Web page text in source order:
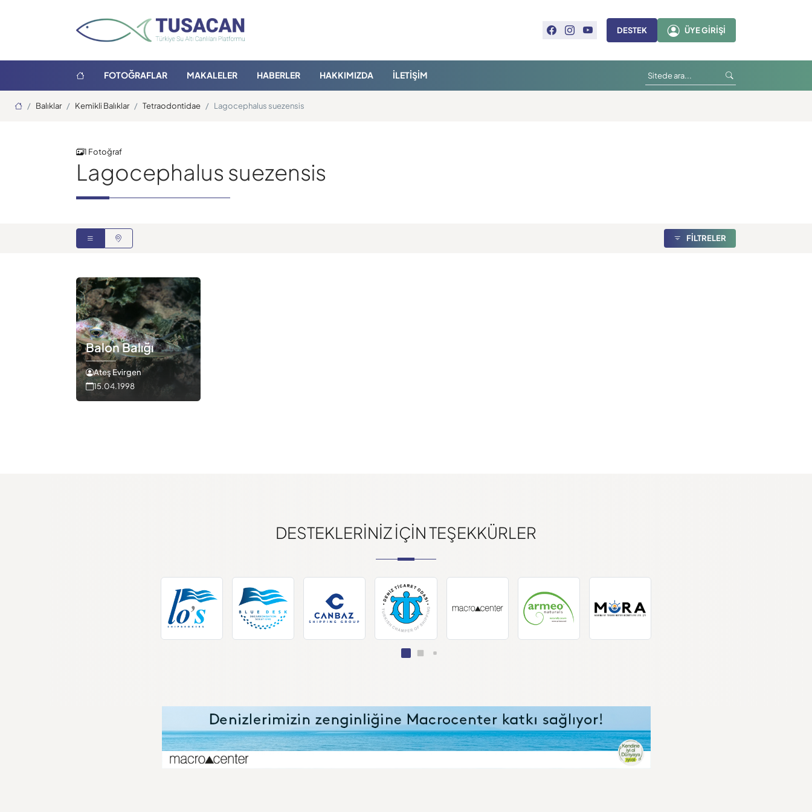
DESTEK ÜYE GIRIŞI
FOTOĞRAFLAR MAKALELER HABERLER HAKKIMIZDA İLETIŞIM
Ana Sayfa
Balıklar Kemikli Balıklar Tetraodontidae Lagocephalus suezensis
1 Fotoğraf
Lagocephalus suezensis
FİLTRELER
Balon Balığı
Ateş Evirgen
15.04.1998
DESTEKLERINIZ IÇIN TEŞEKKÜRLER